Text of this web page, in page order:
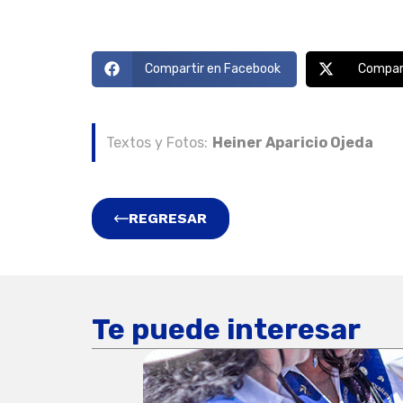
Compartir en Facebook
Textos y Fotos: Heiner Aparicio Ojeda
REGRESAR
Te puede interesar